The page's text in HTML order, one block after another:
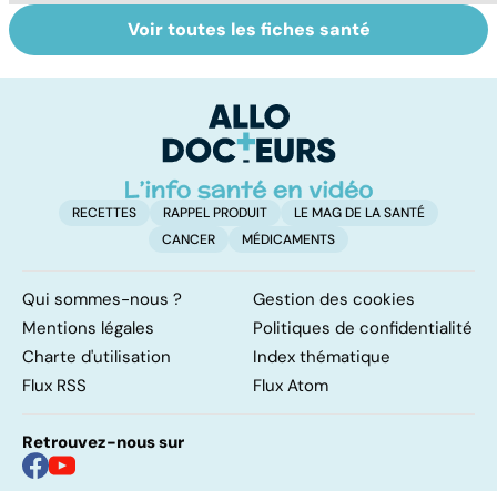
Fin de vie : de la
loi Leonetti à
Tout savoir sur
les infections
Voir toutes les fiches santé
RECETTES RAPPEL PRODUIT
LE MAG DE LA SANTÉ
CANCER
MÉDICAMENTS
Qui sommes-nous ?
Gestion des cookies
Mentions légales
Politiques de confidentialité
Charte d'utilisation
Index thématique
Flux RSS
Flux Atom
Retrouvez-nous sur